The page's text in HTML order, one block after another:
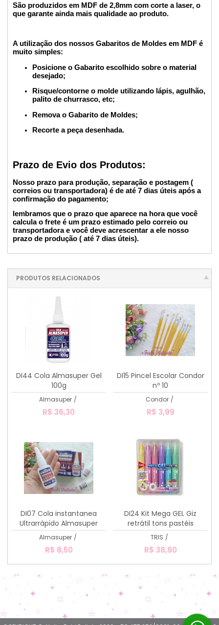
São produzidos em MDF de 2,8mm com corte a laser, o
que garante ainda mais qualidade ao produto.
A utilização dos nossos Gabaritos de Moldes em MDF é
muito simples:
Posicione o Gabarito escolhido sobre o material
desejado;
Risque/contorne o molde utilizando lápis, agulhão,
palito de churrasco, etc;
Remova o Gabarito de Moldes;
Recorte a peça desenhada.
Prazo de Evio dos Produtos:
Nosso prazo para produção, separação e postagem (
correios ou transportadora) é de até 7 dias úteis após a
confirmação do pagamento;
lembramos que o prazo que aparece na hora que você
calcula o frete é um prazo estimado pelo correio ou
transportadora e você deve acrescentar a ele nosso
prazo de produção ( até 7 dias úteis).
PRODUTOS RELACIONADOS
DI44 Cola Almasuper Gel
100g
Almasuper /
R$ 36,30
DI15 Pincel Escolar Condor
nº 10
Condor /
R$ 3,99
DI07 Cola instantanea
Ultrarrápido Almasuper
Almasuper /
R$ 8,50
DI24 Kit Mega GEL Giz
retrátil tons pastéis
TRIS /
R$ 38,90